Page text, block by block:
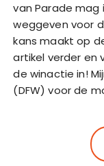
van Parade mag
weggeven voor
kans maakt op
artikel verder en
de winactie in!
(DFW) voor de